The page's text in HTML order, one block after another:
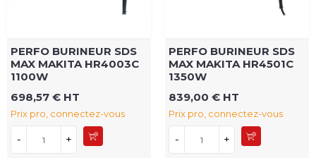
PERFO BURINEUR SDS
MAX MAKITA HR4003C
1100W
698,57 € HT
Prix pro, connectez-vous
- +
PERFO BURINEUR SDS
MAX MAKITA HR4501C
1350W
839,00 € HT
Prix pro, connectez-vous
- +